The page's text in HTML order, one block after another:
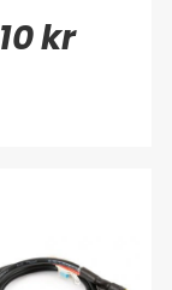
10 kr